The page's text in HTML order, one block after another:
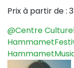
Prix à partir de :
@Centre
Hammamet
Hammamet